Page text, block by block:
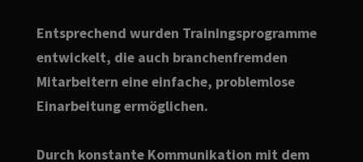
Entsprechend wurden Trainingsprogramme
entwickelt, die auch branchenfremden
Mitarbeitern eine einfache, problemlose
Einarbeitung ermöglichen.
Durch konstante Kommunikation mit dem